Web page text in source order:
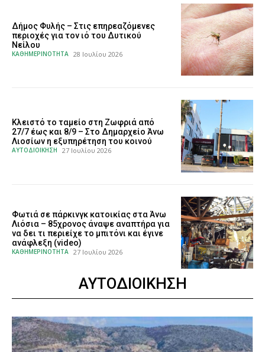
Δήμος Φυλής – Στις επηρεαζόμενες
περιοχές για τον ιό του Δυτικού
Νείλου
ΚΑΘΗΜΕΡΙΝΟΤΗΤΑ 28 Ιουλίου 2026
Κλειστό το ταμείο στη Ζωφριά από
27/7 έως και 8/9 – Στο Δημαρχείο Άνω
Λιοσίων η εξυπηρέτηση του κοινού
ΑΥΤΟΔΙΟΙΚΗΣΗ 27 Ιουλίου 2026
Φωτιά σε πάρκινγκ κατοικίας στα Άνω
Λιόσια – 85χρονος άναψε αναπτήρα για
να δει τι περιείχε το μπιτόνι και έγινε
ανάφλεξη (video)
ΚΑΘΗΜΕΡΙΝΟΤΗΤΑ 27 Ιουλίου 2026
ΑΥΤΟΔΙΟΙΚΗΣΗ